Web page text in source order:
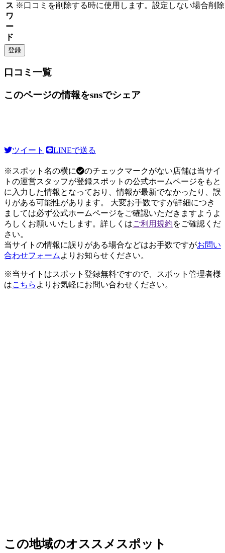
ス
ワ
ー
ド
※口コミを削除する時に使用します。設定しない場合削
口コミ一覧
このページの情報をsnsでシェア
ツイート LINEで送る
※スポット名の横に
のチェックマークがない店舗は当サイ
トの運営スタッフが登録スポットの公式ホームページをもと
に入力した情報となっており、情報が最新でなかったり、誤
りがある可能性があります。 大変お手数ですが詳細につき
ましては必ず公式ホームページをご確認いただきますようよ
ろしくお願いいたします。詳しくはご利用規約をご確認くだ
さい。
当サイトの情報に誤りがある場合などはお手数ですがお問い
合わせフォーム よりお知らせください。
※当サイトはスポット登録無料ですので、スポット管理者様
はこちら よりお気軽にお問い合わせください。
この地域のオススメスポット